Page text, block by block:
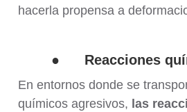
hacerla propensa a
● Reacciones
En entornos donde se
químicos agresivos, las